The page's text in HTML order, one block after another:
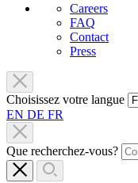
Careers
FAQ
Contact
Press
Choisissez votre langue
EN DE FR
Que recherchez-vous?